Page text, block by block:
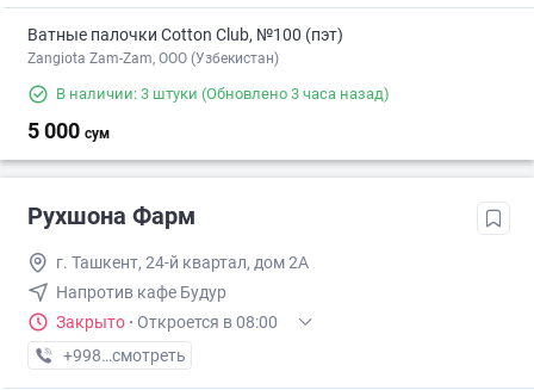
Ватные палочки Cotton Club, №100 (пэт)
Zangiota Zam-Zam, OOO (Узбекистан)
В наличии: 3 штуки (Обновлено 3 часа назад)
5 000 сум
Рухшона Фарм
г. Ташкент, 24-й квартал, дом 2А
Напротив кафе Будур
Закрыто · Откроется в 08:00
+998 (98) XXX-XX-XX
смотреть